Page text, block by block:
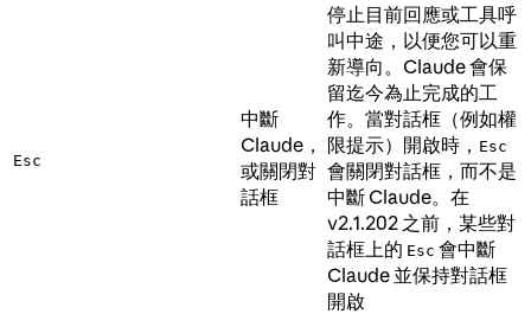
Esc
中斷
Claude，
或關閉對
話框
停止目前回應或工具呼
叫中途，以便您可以重
新導向。Claude 會保
留迄今為止完成的工
作。當對話框（例如權
限提示）開啟時， Esc
會關閉對話框，而不是
中斷 Claude。在
v2.1.202 之前，某些對
話框上的 Esc 會中斷
Claude 並保持對話框
開啟